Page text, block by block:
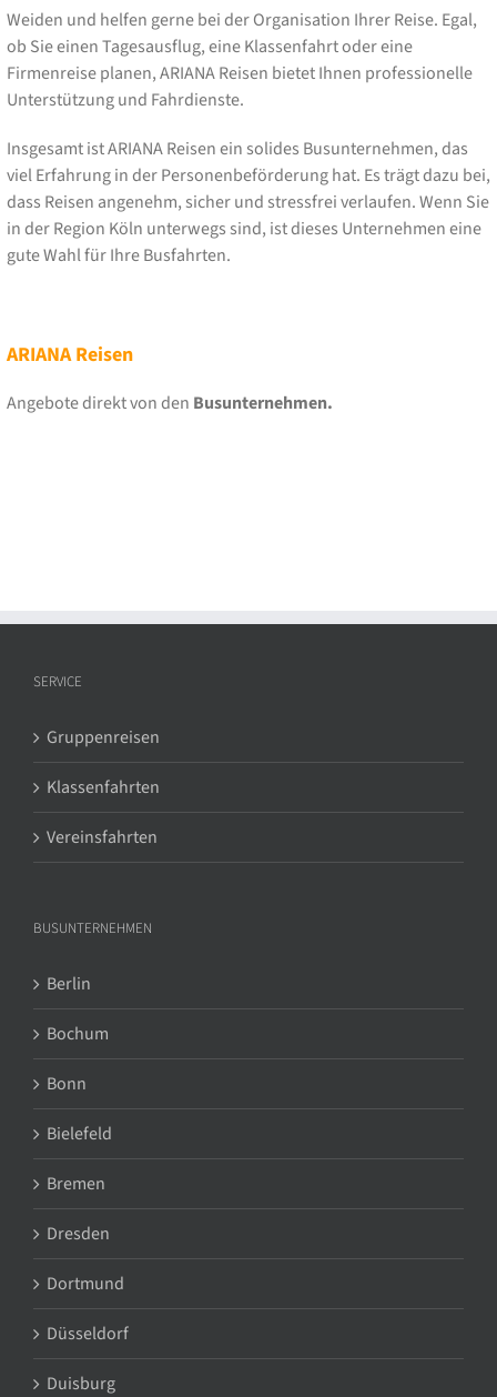
Weiden und helfen gerne bei der Organisation Ihrer Reise. Egal,
ob Sie einen Tagesausflug, eine Klassenfahrt oder eine
Firmenreise planen, ARIANA Reisen bietet Ihnen professionelle
Unterstützung und Fahrdienste.
Insgesamt ist ARIANA Reisen ein solides Busunternehmen, das
viel Erfahrung in der Personenbeförderung hat. Es trägt dazu bei,
dass Reisen angenehm, sicher und stressfrei verlaufen. Wenn Sie
in der Region Köln unterwegs sind, ist dieses Unternehmen eine
gute Wahl für Ihre Busfahrten.
ARIANA Reisen
Angebote direkt von den Busunternehmen.
SERVICE
Gruppenreisen
Klassenfahrten
Vereinsfahrten
BUSUNTERNEHMEN
Berlin
Bochum
Bonn
Bielefeld
Bremen
Dresden
Dortmund
Düsseldorf
Duisburg